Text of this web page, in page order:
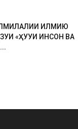
ИЛМИЮ
«ҲУҚУҚИ ИНСОН ВА